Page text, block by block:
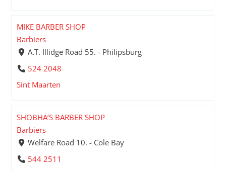
MIKE BARBER SHOP
Barbiers
A.T. Illidge Road 55. - Philipsburg
524 2048
Sint Maarten
SHOBHA’S BARBER SHOP
Barbiers
Welfare Road 10. - Cole Bay
544 2511